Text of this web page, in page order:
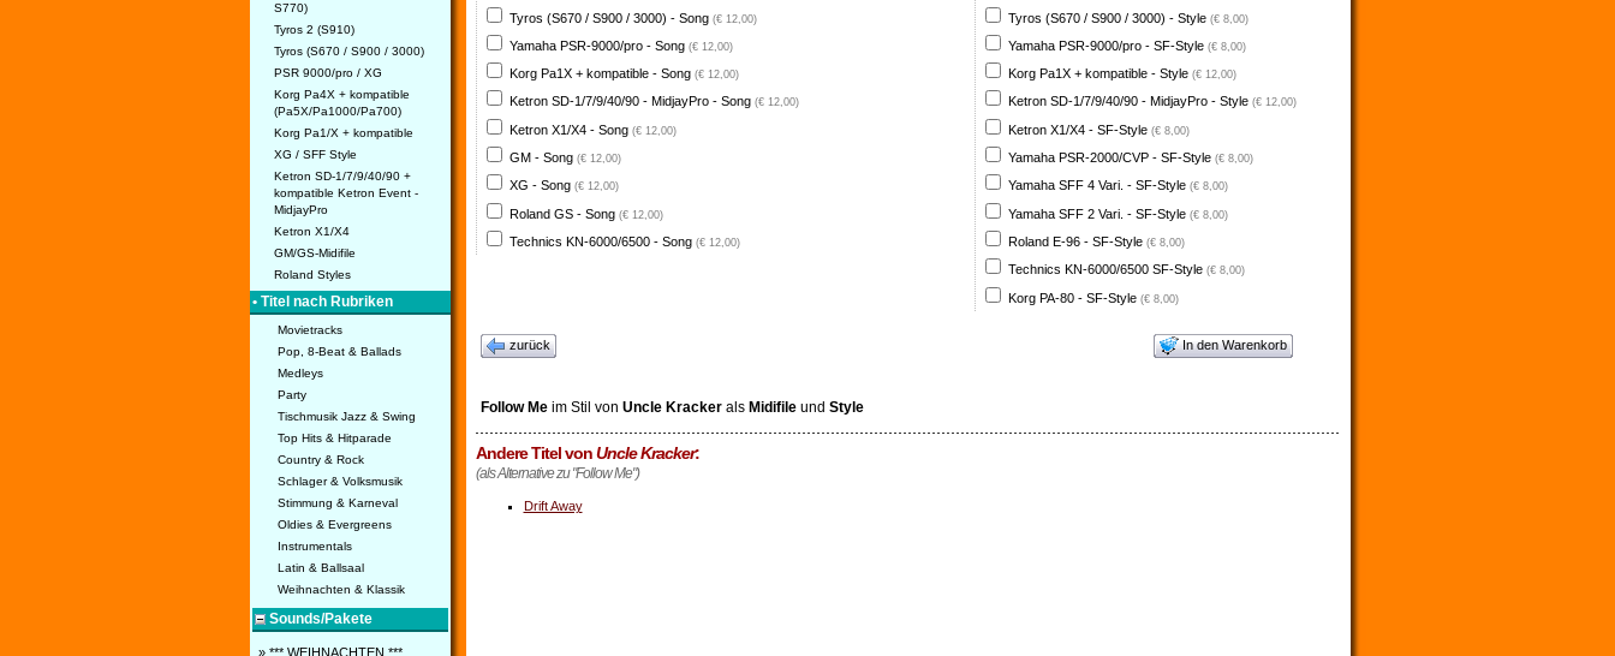
S770)
Tyros 2 (S910)
Tyros (S670 / S900 / 3000)
PSR 9000/pro / XG
Korg Pa4X + kompatible
(Pa5X/Pa1000/Pa700)
Korg Pa1/X + kompatible
XG / SFF Style
Ketron SD-1/7/9/40/90 +
kompatible Ketron Event -
MidjayPro
Ketron X1/X4
GM/GS-Midifile
Roland Styles
• Titel nach Rubriken
Movietracks
Pop, 8-Beat & Ballads
Medleys
Party
Tischmusik Jazz & Swing
Top Hits & Hitparade
Country & Rock
Schlager & Volksmusik
Stimmung & Karneval
Oldies & Evergreens
Instrumentals
Latin & Ballsaal
Weihnachten & Klassik
Sounds/Pakete
» *** WEIHNACHTEN ***
Tyros (S670 / S900 / 3000) - Song (€ 12,00)
Yamaha PSR-9000/pro - Song (€ 12,00)
Korg Pa1X + kompatible - Song (€ 12,00)
Ketron SD-1/7/9/40/90 - MidjayPro - Song (€ 12,00)
Ketron X1/X4 - Song (€ 12,00)
GM - Song (€ 12,00)
XG - Song (€ 12,00)
Roland GS - Song (€ 12,00)
Technics KN-6000/6500 - Song (€ 12,00)
Tyros (S670 / S900 / 3000) - Style (€ 8,00)
Yamaha PSR-9000/pro - SF-Style (€ 8,00)
Korg Pa1X + kompatible - Style (€ 12,00)
Ketron SD-1/7/9/40/90 - MidjayPro - Style (€ 12,00)
Ketron X1/X4 - SF-Style (€ 8,00)
Yamaha PSR-2000/CVP - SF-Style (€ 8,00)
Yamaha SFF 4 Vari. - SF-Style (€ 8,00)
Yamaha SFF 2 Vari. - SF-Style (€ 8,00)
Roland E-96 - SF-Style (€ 8,00)
Technics KN-6000/6500 SF-Style (€ 8,00)
Korg PA-80 - SF-Style (€ 8,00)
zurück In den Warenkorb
Follow Meim Stil von Uncle Krackerals Midifileund Style
Andere Titel vonUncle Kracker:
(als Alternative zu "Follow Me")
Drift Away